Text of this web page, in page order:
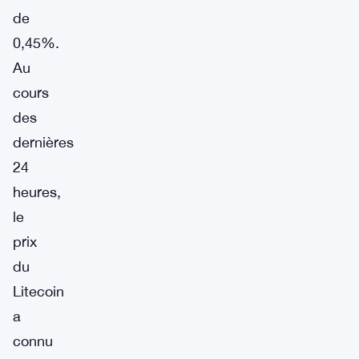
de
0,45%.
Au
cours
des
dernières
24
heures,
le
prix
du
Litecoin
a
connu